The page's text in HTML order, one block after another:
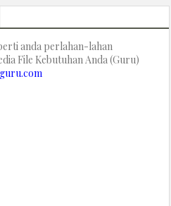
anda perlahan-lahan
File Kebutuhan Anda (Guru)